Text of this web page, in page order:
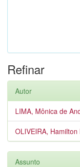
Refinar
Autor
LIMA, Mônica de
OLIVEIRA, Hamilton
Assunto